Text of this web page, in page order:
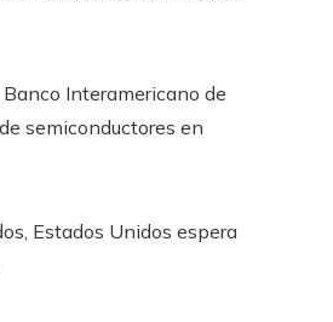
Interamericano de
semiconductores en
Estados Unidos espera